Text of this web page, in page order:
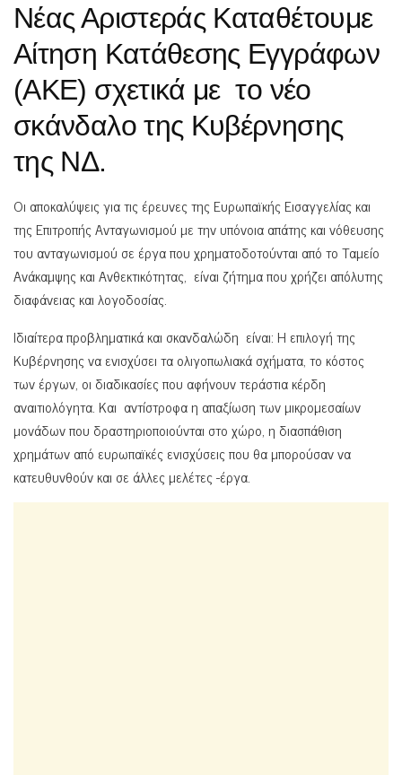
Νέας Αριστεράς Καταθέτουμε
Αίτηση Κατάθεσης Εγγράφων
(ΑΚΕ) σχετικά με το νέο
σκάνδαλο της Κυβέρνησης
της ΝΔ.
Οι αποκαλύψεις για τις έρευνες της Ευρωπαϊκής Εισαγγελίας και
της Επιτροπής Ανταγωνισμού με την υπόνοια απάτης και νόθευσης
του ανταγωνισμού σε έργα που χρηματοδοτούνται από το Ταμείο
Ανάκαμψης και Ανθεκτικότητας, είναι ζήτημα που χρήζει απόλυτης
διαφάνειας και λογοδοσίας.
Ιδιαίτερα προβληματικά και σκανδαλώδη είναι: H επιλογή της
Κυβέρνησης να ενισχύσει τα ολιγοπωλιακά σχήματα, το κόστος
των έργων, οι διαδικασίες που αφήνουν τεράστια κέρδη
αναιτιολόγητα. Και αντίστροφα η απαξίωση των μικρομεσαίων
μονάδων που δραστηριοποιούνται στο χώρο, η διασπάθιση
χρημάτων από ευρωπαϊκές ενισχύσεις που θα μπορούσαν να
κατευθυνθούν και σε άλλες μελέτες -έργα.